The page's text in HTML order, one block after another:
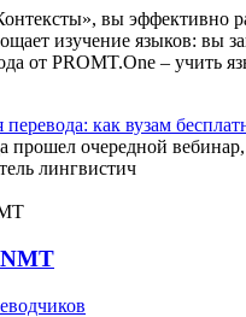
вы эффективно
изучение языков: вы
от PROMT.One – учить
как вузам
прошел очередной
лингвистич